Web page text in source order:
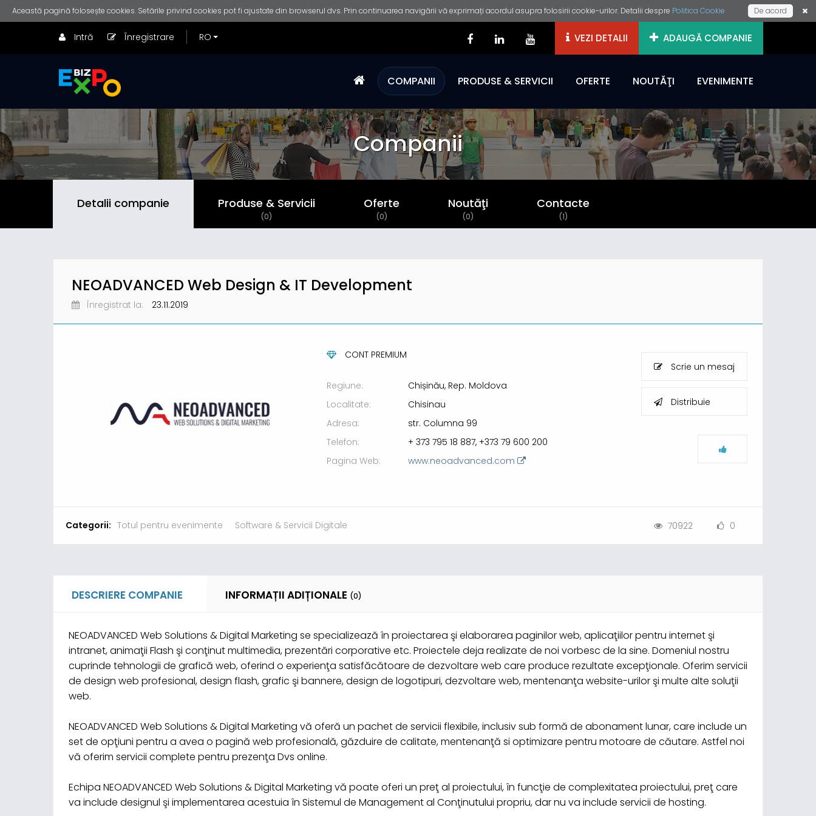
Această pagină folosește cookies. Setările privind cookies pot fi ajustate din browserul dvs. Prin continuarea navigării vă exprimați acordul asupra folosirii cookie-urilor. Detalii despre Politica Cookie De acord
Intră Înregistrare VEZI DETALII ADAUGĂ COMPANIE
COMPANII PRODUSE & SERVICII OFERTE NOUTĂŢI EVENIMENTE
Companii
Detalii companie Produse & Servicii
(0)
Oferte
(0)
Noutăţi
(0)
Contacte
(1)
NEOADVANCED Web Design & IT Development
Înregistrat la: 23.11.2019
CONT PREMIUM
Regiune:
Chișinău, Rep. Moldova
Localitate:
Chisinau
Adresa:
str. Columna 99
Telefon:
+ 373 795 18 887, +373 79 600 200
Pagina Web:
www.neoadvanced.com
Scrie un mesaj
Distribuie
Categorii: Totul pentru evenimente Software & Servicii Digitale 70922 0
DESCRIERE COMPANIE INFORMAȚII ADIȚIONALE (0)
NEOADVANCED Web Solutions & Digital Marketing se specializează în proiectarea şi elaborarea paginilor web, aplicaţiilor pentru internet şi
intranet, animaţii Flash şi conţinut multimedia, prezentări corporative etc. Proiectele deja realizate de noi vorbesc de la sine. Domeniul nostru
cuprinde tehnologii de grafică web, oferind o experienţa satisfăcătoare de dezvoltare web care produce rezultate excepţionale. Oferim servicii
de design web profesional, design flash, grafic şi bannere, design de logotipuri, dezvoltare web, mentenanţa website-urilor şi multe alte soluţii
web.
NEOADVANCED Web Solutions & Digital Marketing vă oferă un pachet de servicii flexibile, inclusiv sub formă de abonament lunar, care include un
set de opţiuni pentru a avea o pagină web profesională, găzduire de calitate, mentenanţă si optimizare pentru motoare de căutare. Astfel noi
vă oferim servicii complete pentru prezenţa Dvs online.
Echipa NEOADVANCED Web Solutions & Digital Marketing vă poate oferi un preţ al proiectului, în funcţie de complexitatea proiectului, preţ care
va include designul şi implementarea acestuia în Sistemul de Management al Conţinutului propriu, dar nu va include servicii de hosting.